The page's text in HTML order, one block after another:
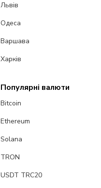
Львів
Одеса
Варшава
Харків
Популярні валюти
Bitcoin
Ethereum
Solana
TRON
USDT TRC20